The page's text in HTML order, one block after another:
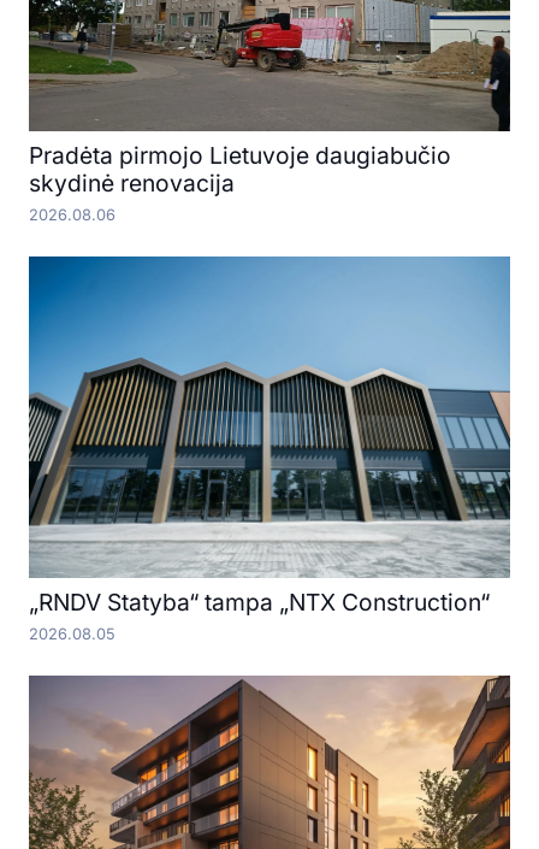
Pradėta pirmojo Lietuvoje daugiabučio
skydinė renovacija
2026.08.06
„RNDV Statyba“ tampa „NTX Construction“
2026.08.05